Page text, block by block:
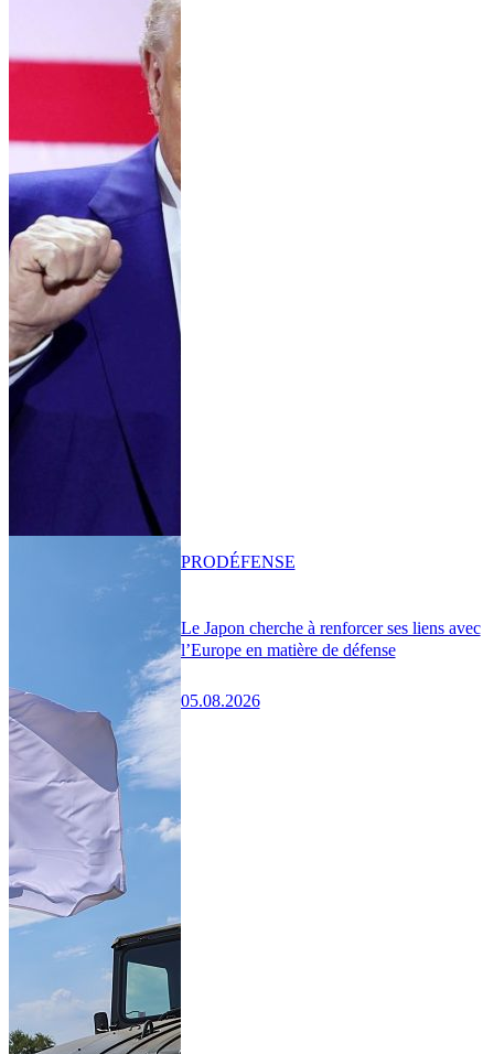
Le Japon cherche à renforcer ses liens avec
l’Europe en matière de défense
05.08.2026
PRODÉFENSE